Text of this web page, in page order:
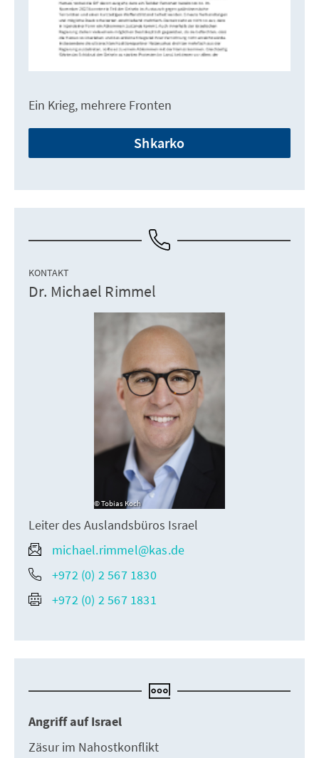
Ein Krieg, mehrere Fronten
Shkarko
KONTAKT
Dr. Michael Rimmel
Tobias Koch
Leiter des Auslandsbüros Israel
michael.rimmel@kas.de
+972 (0) 2 567 1830
+972 (0) 2 567 1831
Angriff auf Israel
Zäsur im Nahostkonflikt